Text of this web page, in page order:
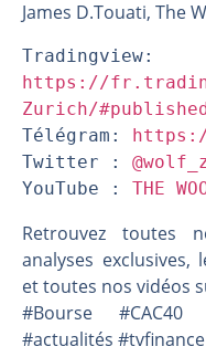
James D.Touati, The
https://
Zurich/
Télégram:
Twitter :
YouTube : THE
Retrouvez toutes
analyses exclusives,
et toutes nos vidéos
#Bourse #CAC40
#actualités